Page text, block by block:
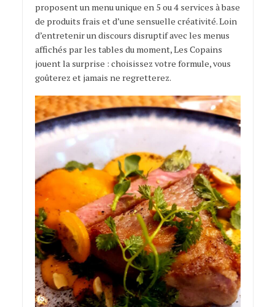
proposent un menu unique en 5 ou 4 services à base
de produits frais et d’une sensuelle créativité. Loin
d’entretenir un discours disruptif avec les menus
affichés par les tables du moment, Les Copains
jouent la surprise : choisissez votre formule, vous
goûterez et jamais ne regretterez.